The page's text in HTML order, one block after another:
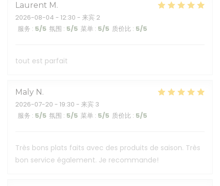
Laurent M
2026-08-04 - 12:30 - 来宾 2
服务 : 5/5 氛围 : 5/5 菜单 : 5/5 质价比 : 5/5
tout est parfait
Maly N
2026-07-20 - 19:30 - 来宾 3
服务 : 5/5 氛围 : 5/5 菜单 : 5/5 质价比 : 5/5
Très bons plats faits avec des produits de saison. Très
bon service également. Je recommande!